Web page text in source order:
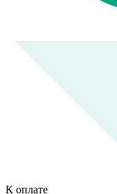
К оплате